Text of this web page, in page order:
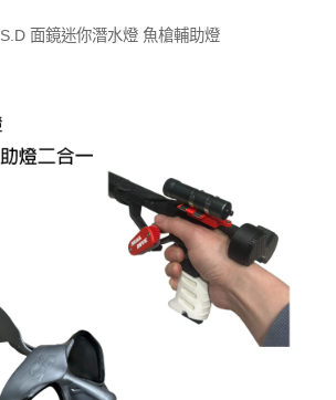
S.D 面鏡迷你潛水燈 魚槍輔助燈